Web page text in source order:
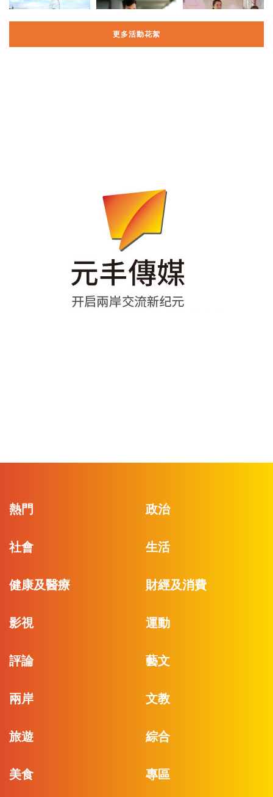
更多活動花絮
熱門 政治
社會 生活
健康及醫療 財經及消費
影視 運動
評論 藝文
兩岸 文教
旅遊 綜合
美食 專區